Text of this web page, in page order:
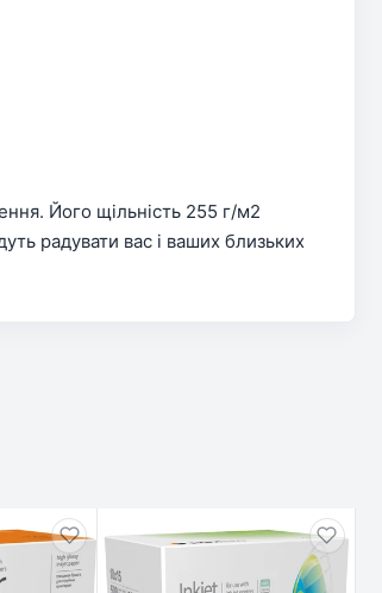
Його щільність 255 г/м2
радувати вас і ваших близьких